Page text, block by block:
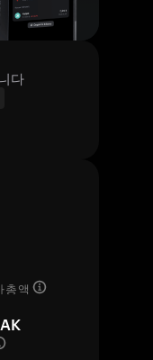
다
총액